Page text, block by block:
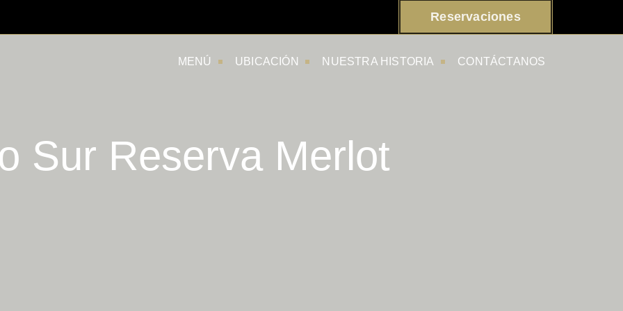
Reservaciones
MENÚ UBICACIÓN NUESTRA HISTORIA CONTÁCTANOS
Sur Reserva Merlot